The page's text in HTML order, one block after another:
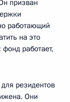
призван
работающий
на это
работает,
резидентов
Они